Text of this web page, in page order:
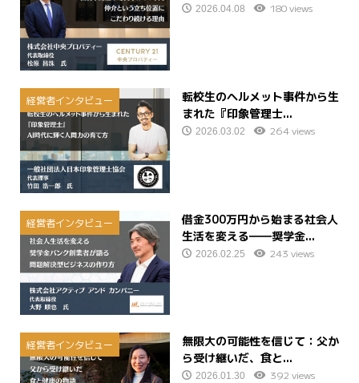
2026.04.08 180 views
経営者インタビュー
転校生のヘルメット事件から生
まれた『印象管理士...
2026.03.02 264 views
経営者インタビュー
借金300万円から始まる社会人
生活を変える――奨学金...
2026.02.25 243 views
経営者インタビュー
無限大の可能性を信じて：父か
ら受け継いだ、食と...
2026.01.30 392 views